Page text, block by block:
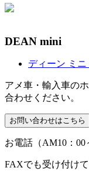
DEAN mini
ディーン ミ
アメ車・輸入車の
合わせください。
お電話（AM10：00
FAXでも受け付けて